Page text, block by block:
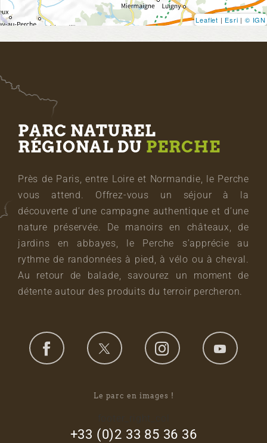
Leaflet | Esri | © IGN
PARC NATUREL
RÉGIONAL DU PERCHE
Près de Paris, entre Loire et Normandie, le Perche
vous attend. Offrez-vous un séjour à la
découverte d’une campagne authentique et d’une
nature préservée. De manoirs en châteaux, de
jardins en abbayes, le Perche s’apprécie au
rythme de randonnées à pied, à vélo ou à cheval.
Au retour de balade, savourez un moment de
détente autour des produits du terroir percheron.
Le parc en images !
+33 (0)2 33 85 36 36